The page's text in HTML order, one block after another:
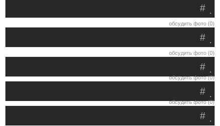
.
#
обсудить фото (0)
.
#
обсудить фото (0)
.
#
обсудить фото (0)
.
#
обсудить фото (0)
.
#